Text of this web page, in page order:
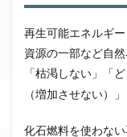
再生可能エネルギ
資源の一部など自
「枯渇しない」「
（増加させない）」
化石燃料を使わな